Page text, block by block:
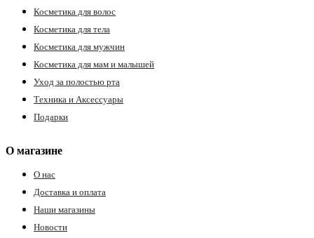
Косметика для волос
Косметика для тела
Косметика для мужчин
Косметика для мам и малышей
Уход за полостью рта
Техника и Аксессуары
Подарки
О магазине
О нас
Доставка и оплата
Наши магазины
Новости